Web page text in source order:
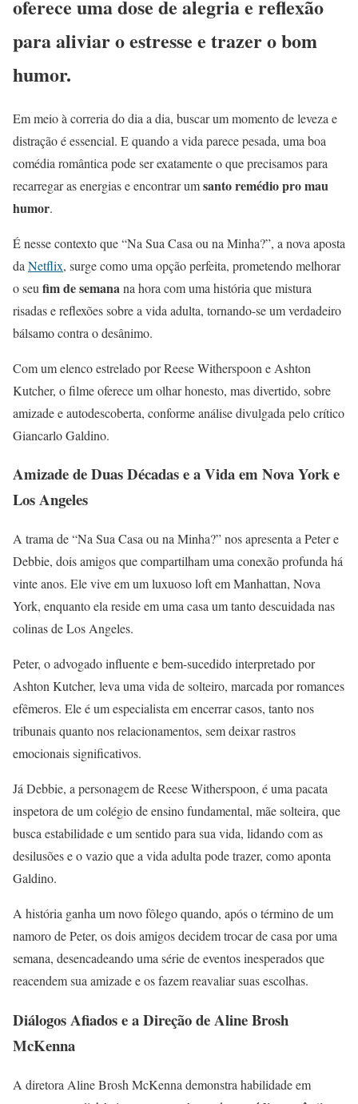
oferece uma dose de alegria e reflexão
para aliviar o estresse e trazer obom
humor.
Em meio à correria do dia a dia, buscar um momento de leveza e
distração é essencial. E quando a vida parece pesada, uma boa
comédia romântica pode ser exatamente o que precisamos para
recarregar as energias e encontrar umsanto remédio pro mau
humor.
É nesse contexto que “Na Sua Casa ou na Minha?”, a nova aposta
da Netflix, surge como uma opção perfeita, prometendo melhorar
o seu fim de semanana hora com uma história que mistura
risadas e reflexões sobre a vida adulta, tornando-se um verdadeiro
bálsamo contra o desânimo.
Com um elenco estrelado por Reese Witherspoon e Ashton
Kutcher, o filme oferece um olhar honesto, mas divertido, sobre
amizade e autodescoberta, conforme análise divulgada pelo crítico
Giancarlo Galdino.
Amizade de Duas Décadas e a Vida em Nova York e
Los Angeles
A trama de “Na Sua Casa ou na Minha?” nos apresenta a Peter e
Debbie, dois amigos que compartilham uma conexão profunda há
vinte anos. Ele vive em um luxuoso loft em Manhattan, Nova
York, enquanto ela reside em uma casa um tanto descuidada nas
colinas de Los Angeles.
Peter, o advogado influente e bem-sucedido interpretado por
Ashton Kutcher, leva uma vida de solteiro, marcada por romances
efêmeros. Ele é um especialista em encerrar casos, tanto nos
tribunais quanto nos relacionamentos, sem deixar rastros
emocionais significativos.
Já Debbie, a personagem de Reese Witherspoon, é uma pacata
inspetora de um colégio de ensino fundamental, mãe solteira, que
busca estabilidade e um sentido para sua vida, lidando com as
desilusões e o vazio que a vida adulta pode trazer, como aponta
Galdino.
A história ganha um novo fôlego quando, após o término de um
namoro de Peter, os dois amigos decidem trocar de casa por uma
semana, desencadeando uma série de eventos inesperados que
reacendem sua amizade e os fazem reavaliar suas escolhas.
Diálogos Afiados e a Direção de Aline Brosh
McKenna
A diretora Aline Brosh McKenna demonstra habilidade em